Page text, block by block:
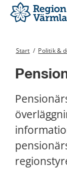
Start / Politik &